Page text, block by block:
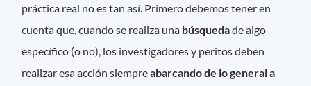
práctica real no es tan así. Primero debemos tener en
cuenta que, cuando se realiza una búsquedade algo
específico (o no), los investigadores y peritos deben
realizar esa acción siempreabarcando de lo general a